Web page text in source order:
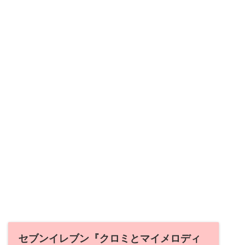
セブンイレブン『クロミとマイメロディ